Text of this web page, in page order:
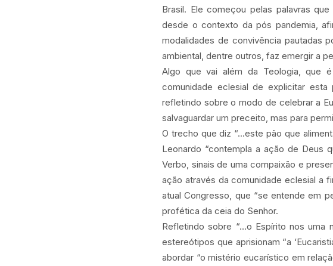
Brasil. Ele começou pelas palavras
desde o contexto da pós pandemia,
modalidades de convivência pautadas
ambiental, dentre outros, faz emergir a
Algo que vai além da Teologia, que é
comunidade eclesial de explicitar
refletindo sobre o modo de celebrar a
salvaguardar um preceito, mas para
O trecho que diz “...este pão que
Leonardo “contempla a ação de Deus
Verbo, sinais de uma compaixão e
ação através da comunidade eclesial a
atual Congresso, que “se entende em
profética da ceia do Senhor.
Refletindo sobre “...o Espírito nos
estereótipos que aprisionam “a
abordar “o mistério eucarístico em